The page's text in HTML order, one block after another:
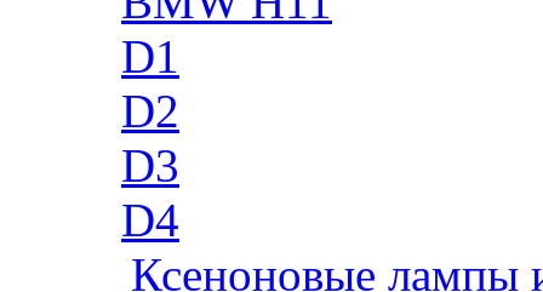
D1
D2
D3
D4
Ксеноновые лампы